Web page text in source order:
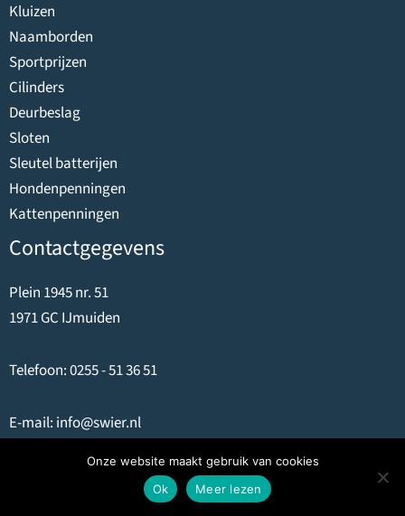
Kluizen
Naamborden
Sportprijzen
Cilinders
Deurbeslag
Sloten
Sleutel batterijen
Hondenpenningen
Kattenpenningen
Contactgegevens
Plein 1945 nr. 51
1971 GC IJmuiden
Telefoon:0255 - 51 36 51
E-mail: info@swier.nl
Rabobank: NL27RABO0373598173
Onze website maakt gebruik van cookies
Ok
Meer lezen